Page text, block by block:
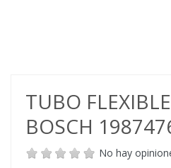
TUBO
BOSCH
No hay